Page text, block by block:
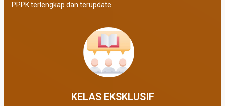
PPPK terlengkap dan terupdate.
KELAS EKSKLUSIF​